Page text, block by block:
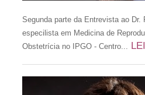
Segunda parte da Entrevista ao Dr.
especilista em Medicina de
Obstetrícia no IPGO - Centro...